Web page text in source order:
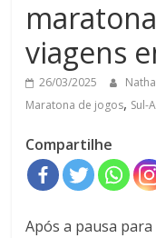
viagens
26/03/2025
Maratona de jogos, Sul-
Compartilhe
Após a pausa para